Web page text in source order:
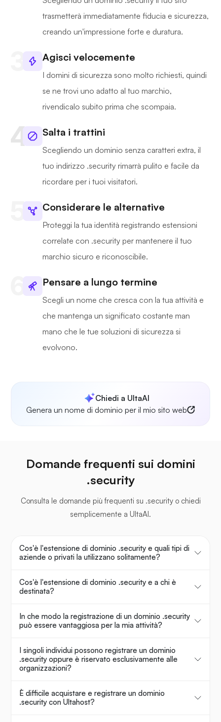
trasmetterà immediatamente fiducia e sicurezza,
creando un'impressione forte e duratura.
Agisci velocemente
I domini di sicurezza sono molto richiesti, quindi
se ne trovi uno adatto al tuo marchio,
rivendicalo subito prima che scompaia.
Salta i trattini
Scegliendo un dominio senza caratteri extra, il
tuo indirizzo .security rimarrà pulito e facile da
ricordare per i tuoi visitatori.
Considerare le alternative
Proteggi la tua identità registrando estensioni
correlate con .security per mantenere il tuo
marchio sicuro e riconoscibile.
Pensare a lungo termine
Scegli un nome che cresca con la tua attività e
che mantenga un significato costante man
mano che le tue soluzioni di sicurezza si
evolvono.
Chiedi a UltaAI
Genera un nome di dominio per il mio sito web
Domande frequenti sui domini
.security
Consulta le domande più frequenti su .security o chiedi
semplicemente a UltaAI.
Cos'è l'estensione di dominio .security e quali tipi di
aziende o privati la utilizzano solitamente?
Cos'è l'estensione di dominio .security e a chi è
destinata?
In che modo la registrazione di un dominio .security
può essere vantaggiosa per la mia attività?
I singoli individui possono registrare un dominio
.security oppure è riservato esclusivamente alle
organizzazioni?
È difficile acquistare e registrare un dominio
.security con Ultahost?